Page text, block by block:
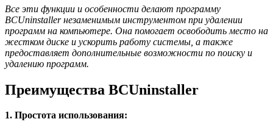
Все эти функции и особенности делают программу
BCUninstaller незаменимым инструментом при удалении
программ на компьютере. Она помогает освободить место на
жестком диске и ускорить работу системы, а также
предоставляет дополнительные возможности по поиску и
удалению программ.
Преимущества BCUninstaller
1. Простота использования: